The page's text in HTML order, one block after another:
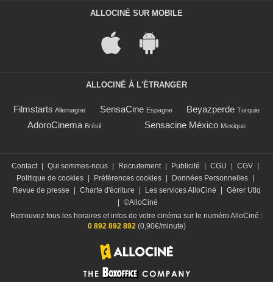
ALLOCINÉ SUR MOBILE
ALLOCINÉ À L'ÉTRANGER
Filmstarts Allemagne SensaCine Espagne Beyazperde Turquie
AdoroCinema Brésil Sensacine México Mexique
Contact Qui sommes-nous Recrutement Publicité CGU CGV
Politique de cookies
Préférences cookies Données Personnelles
Revue de presse
Charte d'écriture Les services AlloCiné
Gérer Utiq
©AlloCiné
Retrouvez tous les horaires et infos de votre cinéma sur le numéro AlloCiné :
0 892 892 892(0,90€/minute)